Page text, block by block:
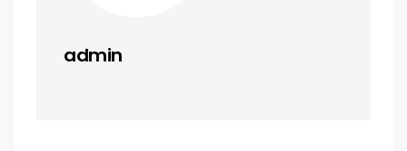
admin